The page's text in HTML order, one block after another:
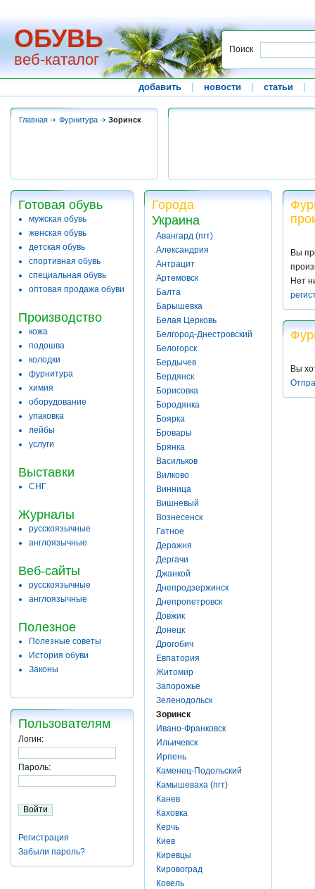
ОБУВЬ
веб-каталог
Поиск
добавить новости статьи
Главная Фурнитура Зоринск
Готовая обувь
мужская обувь
женская обувь
детская обувь
спортивная обувь
специальная обувь
оптовая продажа обуви
Производство
кожа
подошва
колодки
фурнитура
химия
оборудование
упаковка
лейбы
услуги
Выставки
СНГ
Журналы
русскоязычные
англоязычные
Веб-сайты
русскоязычные
англоязычные
Полезное
Полезные советы
История обуви
Законы
Пользователям
Логин:
Пароль:
Регистрация
Забыли пароль?
Города
Украина
Авангард (пгт)
Александрия
Антрацит
Артемовск
Балта
Барышевка
Белая Церковь
Белгород-Днестровский
Белогорск
Бердычев
Бердянск
Борисовка
Бородянка
Боярка
Бровары
Брянка
Васильков
Вилково
Винница
Вишневый
Вознесенск
Гатное
Деражня
Дергачи
Джанкой
Днепродзержинск
Днепропетровск
Довжик
Донецк
Дрогобич
Евпатория
Житомир
Запорожье
Зеленодольск
Зоринск
Ивано-Франковск
Ильичевск
Ирпень
Каменец-Подольский
Камышеваха (пгт)
Канев
Каховка
Керчь
Киев
Киревцы
Кировоград
Ковель
Вы
Нет
Вы